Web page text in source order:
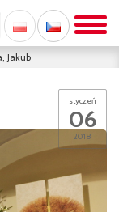
Jakub
styczeń
06
2018